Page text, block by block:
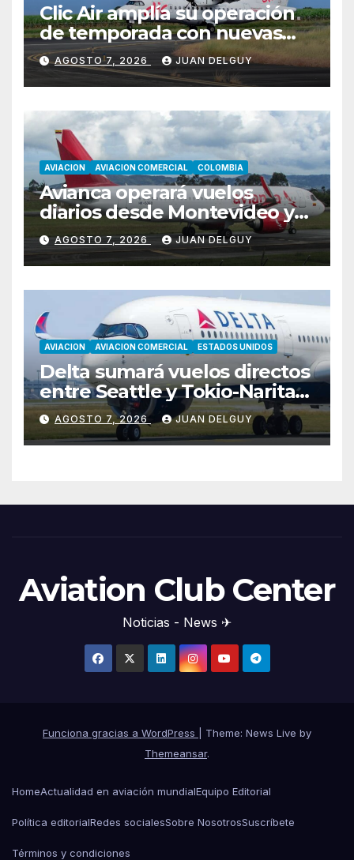
Clic Air amplía su operación
de temporada con nuevas
rutas hacia Cartagena y Tolú
AGOSTO 7, 2026 JUAN DELGUY
AVIACION AVIACION COMERCIAL COLOMBIA
Avianca operará vuelos
diarios desde Montevideo y
Asunción hacia Bogotá
AGOSTO 7, 2026 JUAN DELGUY
AVIACION AVIACION COMERCIAL ESTADOS UNIDOS
Delta sumará vuelos directos
entre Seattle y Tokio-Narita
desde marzo de 2027
AGOSTO 7, 2026 JUAN DELGUY
Aviation Club Center
Noticias - News ✈
Funciona gracias a WordPress
Theme: News Live by
Themeansar.
HomeActualidad en aviación mundialEquipo Editorial
Política editorialRedes socialesSobre NosotrosSuscríbete
Términos y condiciones